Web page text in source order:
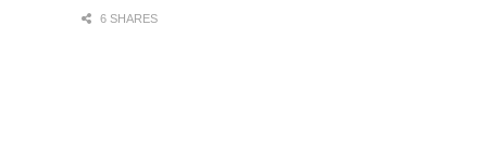
6 SHARES